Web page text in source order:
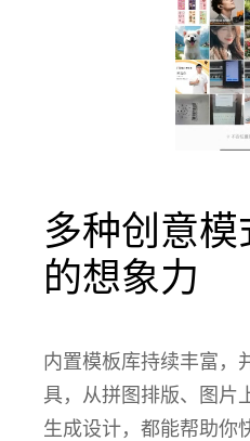
多种创意
的想象力
内置模板库持续丰富，
具，从拼图排版、图片
生成设计，都能帮助你